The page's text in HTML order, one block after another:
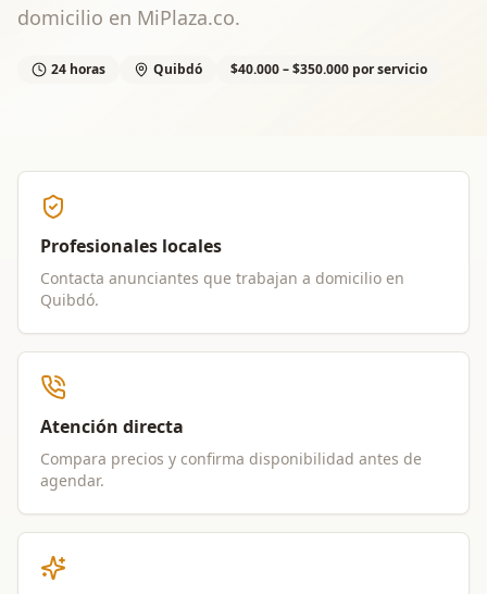
domicilio en MiPlaza.co.
24 horas Quibdó $40.000 – $350.000 por servicio
Profesionales locales
Contacta anunciantes que trabajan a domicilio en
Quibdó.
Atención directa
Compara precios y confirma disponibilidad antes de
agendar.